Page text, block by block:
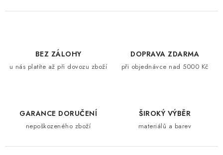
BEZ ZÁLOHY
u nás platíte až při dovozu zboží
DOPRAVA ZDARMA
při objednávce nad 5000 Kč
GARANCE DORUČENÍ
nepoškozeného zboží
ŠIROKÝ VÝBĚR
materiálů a barev